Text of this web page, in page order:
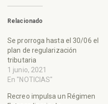
Relacionado
Se prorroga hasta el 30/06 el
plan de regularización
tributaria
1 junio, 2021
En "NOTICIAS"
Recreo impulsa un Régimen